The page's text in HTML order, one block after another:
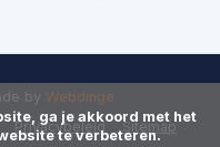
Privacybeleid Sitemap
by Webdinge
te verbeteren.